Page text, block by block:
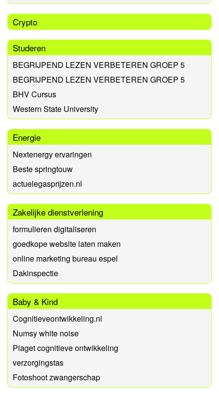
Crypto
Studeren
BEGRIJPEND LEZEN VERBETEREN GROEP 5
BEGRIJPEND LEZEN VERBETEREN GROEP 5
BHV Cursus
Western State University
Energie
Nextenergy ervaringen
Beste springtouw
actuelegasprijzen.nl
Zakelijke dienstverlening
formulieren digitaliseren
goedkope website laten maken
online marketing bureau espel
Dakinspectie
Baby & Kind
Cognitieveontwikkeling.nl
Numsy white noise
Piaget cognitieve ontwikkeling
verzorgingstas
Fotoshoot zwangerschap